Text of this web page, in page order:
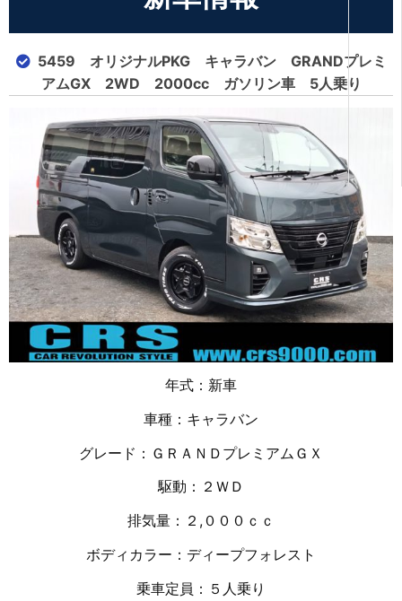
5459 オリジナルPKG キャラバン GRANDプレミ
アムGX 2WD 2000cc ガソリン車 5人乗り
年式：新車
車種：キャラバン
グレード：ＧＲＡＮＤプレミアムＧＸ
駆動：２ＷＤ
排気量：２,０００ｃｃ
ボディカラー：ディープフォレスト
乗車定員：５人乗り